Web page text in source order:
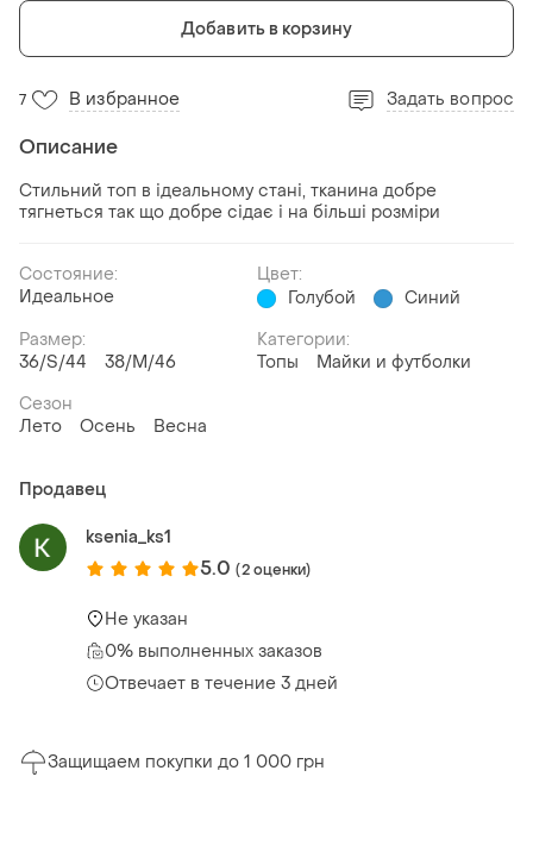
Добавить в корзину
7 В избранное Задать вопрос
Описание
Стильний топ в ідеальному стані, тканина добре
тягнеться так що добре сідає і на більші розміри
Состояние:
Идеальное
Цвет:
Голубой
Синий
Размер:
36/S/44
38/M/46
Категории:
Топы
Майки и футболки
Сезон
Лето
Осень Весна
Продавец
ksenia_ks1
5.0 (2 оценки)
Не указан
0% выполненных заказов
Отвечает в течение 3 дней
Защищаем покупки до 1 000 грн